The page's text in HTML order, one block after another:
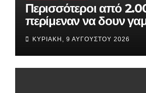
Περισσότεροι από
περίμεναν να δουν
Ρονάλντο, αλλά αυτός
άφαντος!
ΚΥΡΙΑΚΉ, 9 ΑΥΓΟΎΣΤΟΥ 2026